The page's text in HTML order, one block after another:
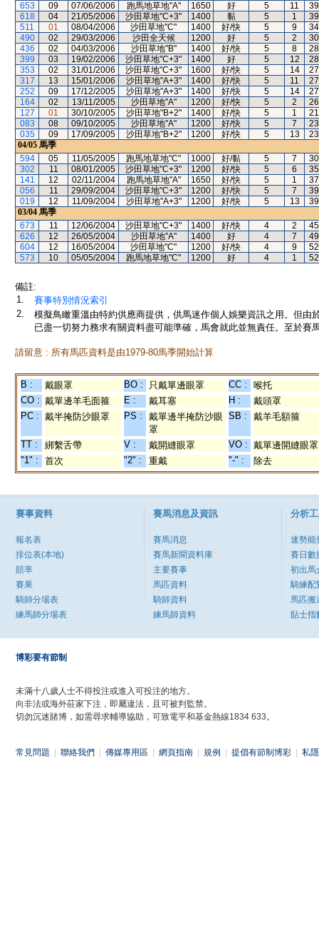
653
09 07/06/2006 跑馬地草地"A" 1650 好 5 11
39
618
04 21/05/2006 沙田草地"C+3" 1400 黏 5 1
39
511
01 08/04/2006 沙田草地"C" 1400 好/快 5 9
34
490
02 29/03/2006 沙田全天候 1200 好 5 2
30
436
02 04/03/2006 沙田草地"B" 1400 好/快 5 8
28
399
03 19/02/2006 沙田草地"C+3" 1400 好 5 12
28
353
02 31/01/2006 沙田草地"C+3" 1600 好/快 5 14
27
317
13 15/01/2006 沙田草地"A+3" 1400 好/快 5 11
27
252
09 17/12/2005 沙田草地"A+3" 1400 好/快 5 14
27
164
02 13/11/2005 沙田草地"A" 1200 好/快 5 2
26
127
01 30/10/2005 沙田草地"B+2" 1400 好/快 5 1
21
083
08 09/10/2005 沙田草地"A" 1200 好/快 5 7
23
035
09 17/09/2005 沙田草地"B+2" 1200 好/快 5 13
23
04/05 馬季
594
05 11/05/2005 跑馬地草地"C" 1000 好/黏 5 7
30
302
11 08/01/2005 沙田草地"C+3" 1200 好/快 5 6
35
141
12 02/11/2004 跑馬地草地"A" 1650 好/快 5 1
37
056
11 29/09/2004 沙田草地"C+3" 1200 好/快 5 7
39
019
12 11/09/2004 沙田草地"A+3" 1200 好/快 5 13
39
03/04 馬季
673
11 12/06/2004 沙田草地"C+3" 1400 好/快 4 2
45
626
12 26/05/2004 沙田草地"A" 1400 好 4 7
49
604
12 16/05/2004 沙田草地"C" 1200 好/快 4 9
52
573
10 05/05/2004 跑馬地草地"C" 1200 好 4 1 52
備註:
1.
賽事特別情況索引
2.
模擬鳥瞰重溫由特約供應商提供，供馬迷作個人娛樂資訊之用。但
已盡一切努力務求有關資料盡可能準確，馬會就此並無責任。至於賽
請留意 : 所有馬匹資料是由1979-80馬季開始計算
B : 戴眼罩 BO : 只戴單邊眼罩 CC :
喉托
CO : 戴單邊羊毛面箍 E : 戴耳塞 H :
戴頭罩
PC : 戴半掩防沙眼罩 PS :
戴單邊半掩防沙眼
罩
SB : 戴羊毛額箍
TT : 綁繫舌帶 V : 戴開縫眼罩 VO : 戴單邊開縫眼罩
"1" :
首次 "2" : 重戴 "-" : 除去
賽事資料
報名表
排位表(本地)
賠率
賽果
騎師分場表
練馬師分場表
賽馬消息及資訊
賽馬消息
賽馬新聞資料庫
主要賽事
馬匹資料
騎師資料
練馬師資料
分析
速勢能
賽日數
初出馬
騎練配
馬匹搬
貼士指
博彩要有節制
未滿十八歲人士不得投注或進入可投注的地方。
向非法或海外莊家下注，即屬違法，且可被判監禁。
切勿沉迷賭博，如需尋求輔導協助，可致電平和基金熱線1834 633。
常見問題 聯絡我們 傳媒專用區 網頁指南 規例 提倡有節制博彩 私